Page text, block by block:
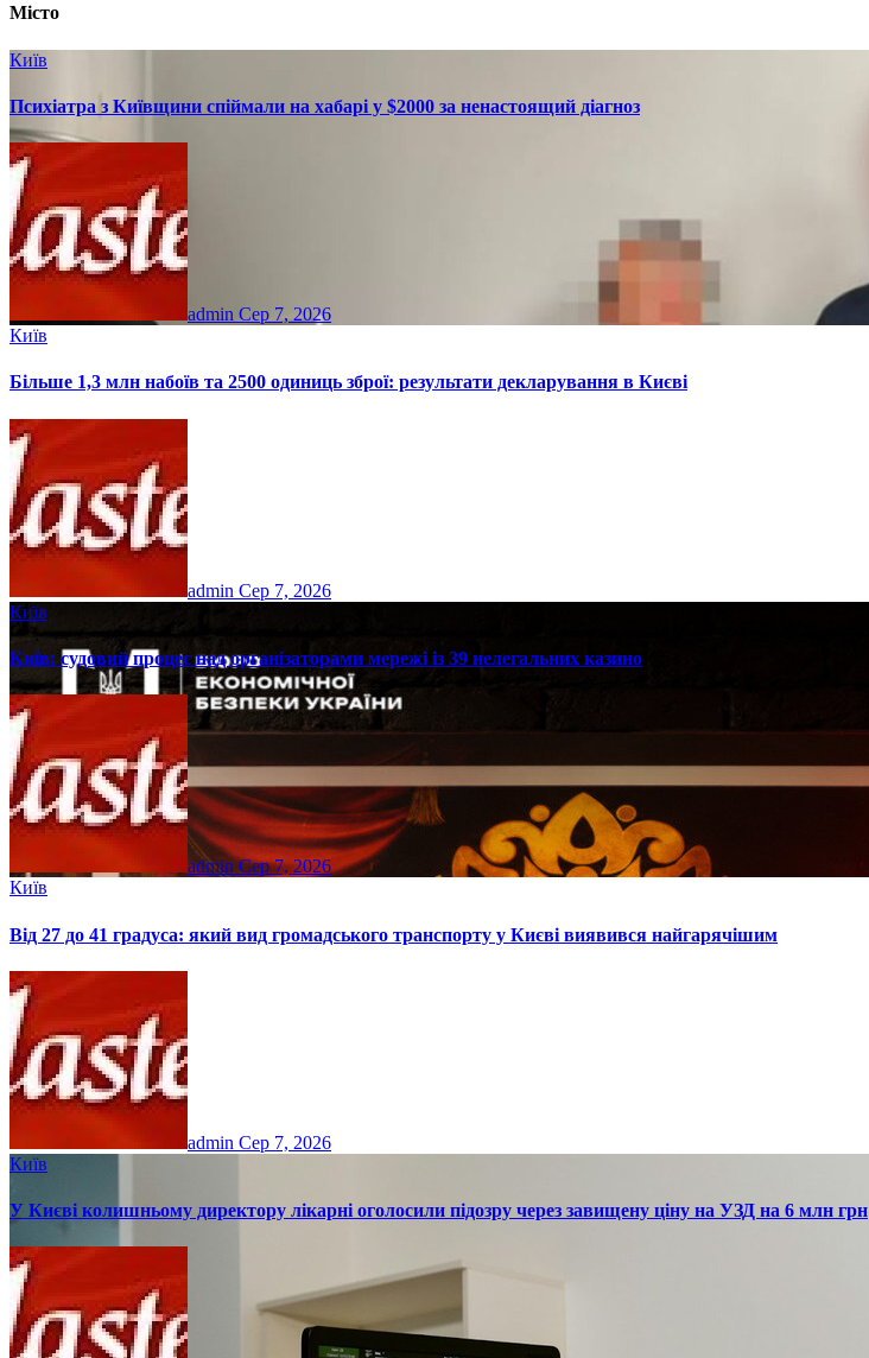
Місто
Київ
Психіатра з Київщини спіймали на хабарі у $2000 за ненастоящий діагноз
admin Сер 7, 2026
Київ
Більше 1,3 млн набоїв та 2500 одиниць зброї: результати декларування в Києві
admin Сер 7, 2026
Київ
Київ: судовий процес над організаторами мережі із 39 нелегальних казино
adminСер 7, 2026
Київ
Від 27 до 41 градуса: який вид громадського транспорту у Києві виявився найгарячішим
admin Сер 7, 2026
Київ
У Києві колишньому директору лікарні оголосили підозру через завищену ціну на УЗД на 6 млн грн